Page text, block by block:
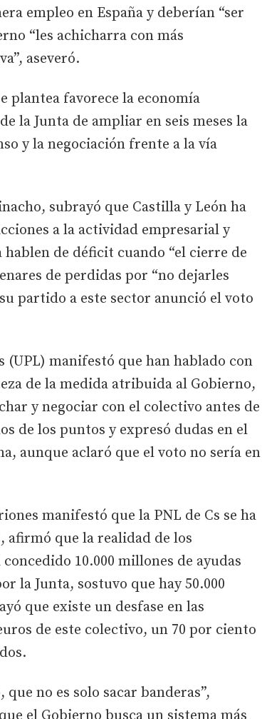
empleo en España y deberían “ser
“les achicharra con más
aseveró.
plantea favorece la economía
la Junta de ampliar en seis meses la
y la negociación frente a la vía
subrayó que Castilla y León ha
a la actividad empresarial y
de déficit cuando “el cierre de
de perdidas por “no dejarles
partido a este sector anunció el voto
(UPL) manifestó que han hablado con
de la medida atribuida al Gobierno,
y negociar con el colectivo antes de
de los puntos y expresó dudas en el
aunque aclaró que el voto no sería en
manifestó que la PNL de Cs se ha
afirmó que la realidad de los
10.000 millones de ayudas
la Junta, sostuvo que hay 50.000
que existe un desfase en las
de este colectivo, un 70 por ciento
no es solo sacar banderas”,